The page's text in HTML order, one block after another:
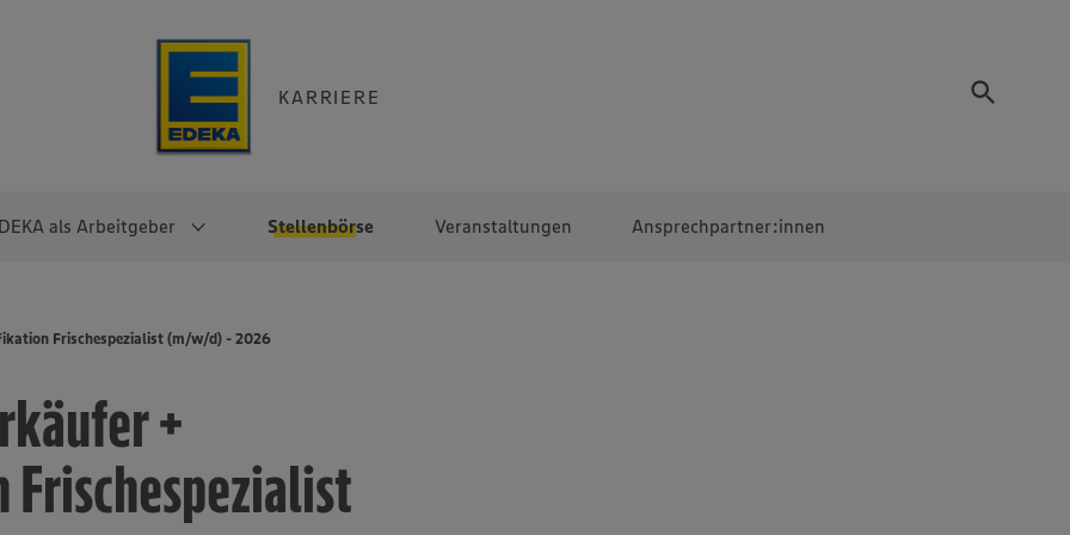
KARRIERE
als Arbeitgeber Stellenbörse Veranstaltungen Ansprechpartner:innen
Direkteinstieg
Noch Fragen?
Überblick
EDEKA Fruchtkontor
EDEKA Foodservice
EDEKA-
Frischespezialist (m/w/d) - 2026
+